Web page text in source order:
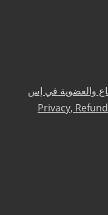
والعضوية في إس